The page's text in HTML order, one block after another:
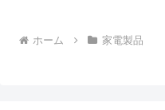
ホーム 家電製品